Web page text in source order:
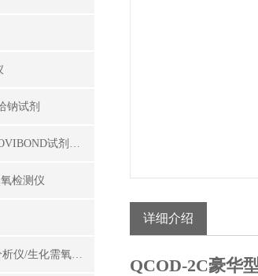
钠试剂
德国罗威邦试剂/LOVIBOND试剂/罗威邦试剂
检测仪
BOD测定仪/BOD分析仪/生化需氧量测定仪
详细介绍
QCOD-2C豪华